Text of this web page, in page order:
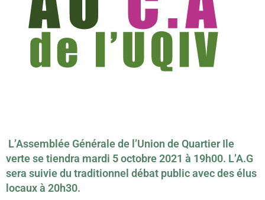
L’Assemblée Générale de l’Union de Quartier Ile
verte se tiendra mardi 5 octobre 2021 à 19h00. L’A.G
sera suivie du traditionnel débat public avec des élus
locaux à 20h30.